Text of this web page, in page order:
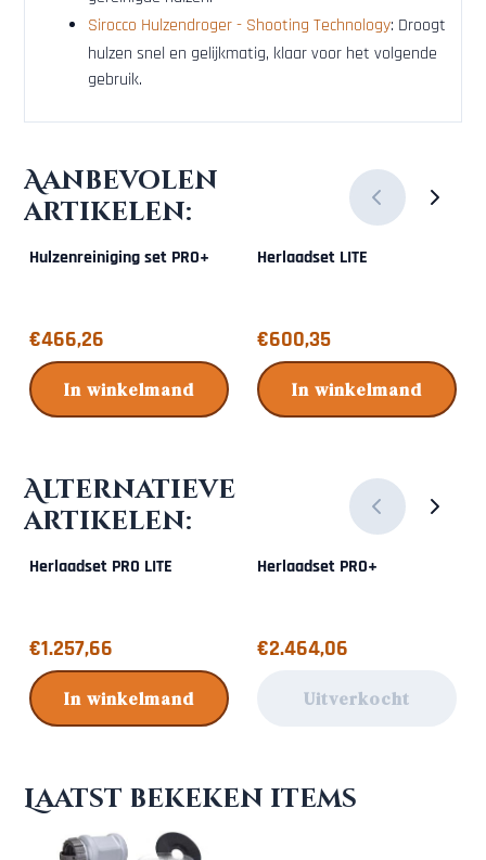
Sirocco Hulzendroger - Shooting Technology: Droogt
hulzen snel en gelijkmatig, klaar voor het volgende
gebruik.
Aanbevolen
artikelen:
Hulzenreiniging set PRO+
Prijs: 466,26
€466,26
In winkelmand
Herlaadset LITE
Prijs: 600,35
€600,35
In winkelmand
Alternatieve
artikelen:
Herlaadset PRO LITE
Prijs: 1 257,66
€1.257,66
In winkelmand
Herlaadset PRO+
Prijs: 2 464,06
€2.464,06
Uitverkocht
Laatst bekeken items